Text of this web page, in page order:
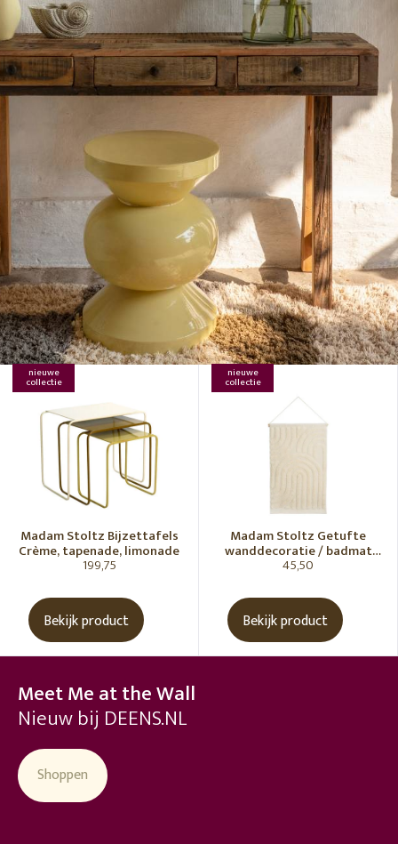
nieuwe
collectie
Madam Stoltz Bijzettafels
Crème, tapenade, limonade
199,75
Bekijk product
nieuwe
collectie
Madam Stoltz Getufte
wanddecoratie / badmat
Vanille
45,50
Bekijk product
Meet Me at the Wall
Nieuw bij DEENS.NL
Shoppen